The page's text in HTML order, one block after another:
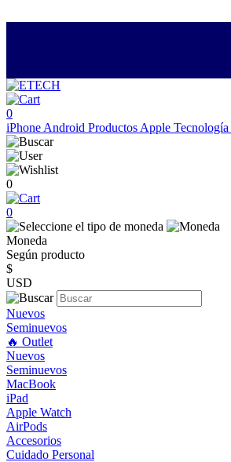
0
iPhone Android Productos Apple Tecnología
0
0
Moneda
Según producto
$
USD
Nuevos
Seminuevos
🔥 Outlet
Nuevos
Seminuevos
MacBook
iPad
Apple Watch
AirPods
Accesorios
Cuidado Personal